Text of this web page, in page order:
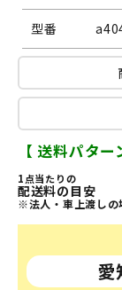
型番
【 送料パター
1点当たりの
配送料の目安
※法人・車上渡しの